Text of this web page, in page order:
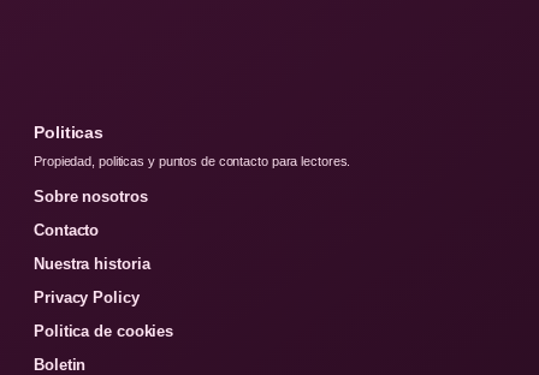
Politicas
Propiedad, politicas y puntos de contacto para lectores.
Sobre nosotros
Contacto
Nuestra historia
Privacy Policy
Politica de cookies
Boletin